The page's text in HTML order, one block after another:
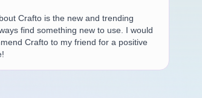
Crafto is the new and trending
find something new to use. I would
Crafto to my friend for a positive